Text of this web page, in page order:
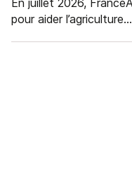
En juillet 2026,
pour aider l’agriculture...